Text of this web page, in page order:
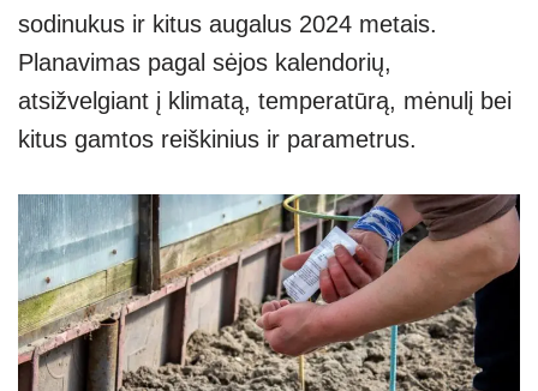
sodinukus ir kitus augalus 2024 metais.
Planavimas pagal sėjos kalendorių,
atsižvelgiant į klimatą, temperatūrą, mėnulį bei
kitus gamtos reiškinius ir parametrus.